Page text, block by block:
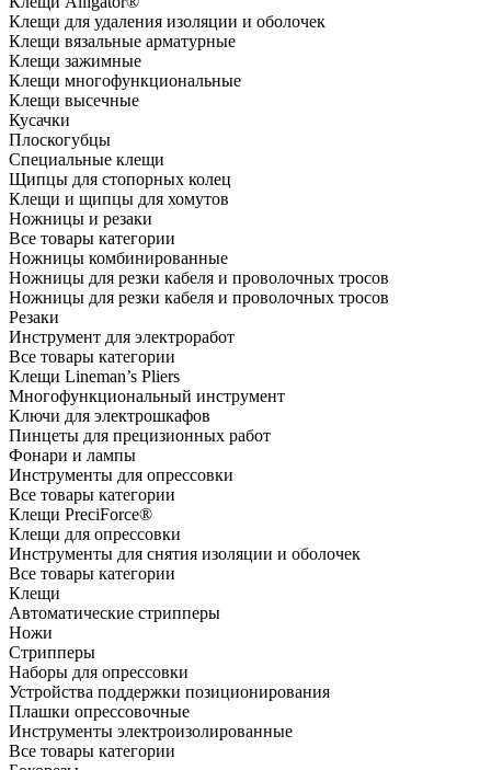
Клещи для удаления изоляции и оболочек
Клещи вязальные арматурные
Клещи зажимные
Клещи многофункциональные
Клещи высечные
Кусачки
Плоскогубцы
Специальные клещи
Щипцы для стопорных колец
Клещи и щипцы для хомутов
Ножницы и резаки
Все товары категории
Ножницы комбинированные
Ножницы для резки кабеля и проволочных тросов
Ножницы для резки кабеля и проволочных тросов
Резаки
Инструмент для электроработ
Все товары категории
Клещи Lineman’s Pliers
Многофункциональный инструмент
Ключи для электрошкафов
Пинцеты для прецизионных работ
Фонари и лампы
Инструменты для опрессовки
Все товары категории
Клещи PreciForce®
Клещи для опрессовки
Инструменты для снятия изоляции и оболочек
Все товары категории
Клещи
Автоматические стрипперы
Ножи
Стрипперы
Наборы для опрессовки
Устройства поддержки позиционирования
Плашки опрессовочные
Инструменты электроизолированные
Все товары категории